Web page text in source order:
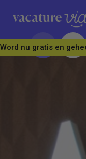
Word nu gratis en